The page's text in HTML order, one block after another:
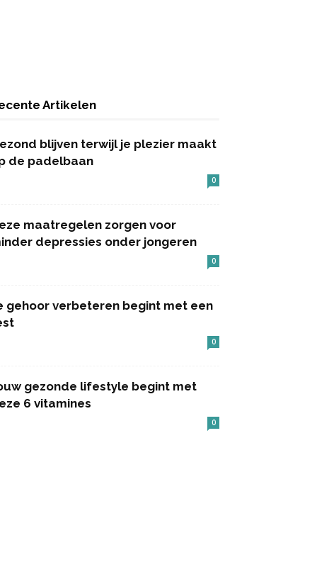
Artikelen
blijven terwijl je plezier maakt
de padelbaan
0
maatregelen zorgen voor
depressies onder jongeren
0
gehoor verbeteren begint met een
0
gezonde lifestyle begint met
6 vitamines
0